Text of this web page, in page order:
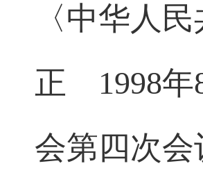
〈中华人
正 1998年
会第四次